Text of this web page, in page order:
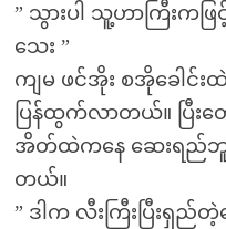
” သွားပါ သူ့ဟာကြီးကဖ
သေး ”
ကျမ ဖင်အိုး စအိုခေါင်း
ပြန်ထွက်လာတယ်။ ပြီး
အိတ်ထဲကနေ ဆေးရည်
တယ်။
” ဒါက လီးကြီးပြီးရှ